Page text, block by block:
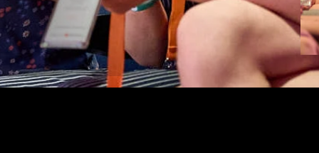
Over Stichting LUX
Nieuws